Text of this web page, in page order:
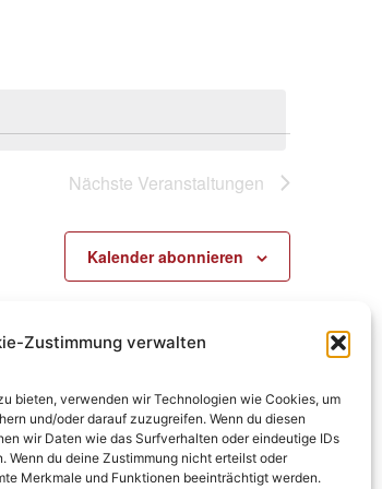
Zustimmung verwalten
bieten, verwenden wir Technologien wie Cookies, um
und/oder darauf zuzugreifen. Wenn du diesen
wir Daten wie das Surfverhalten oder eindeutige IDs
Wenn du deine Zustimmung nicht erteilst oder
Merkmale und Funktionen beeinträchtigt werden.
Nächste Veranstaltungen
Kalender abonnieren